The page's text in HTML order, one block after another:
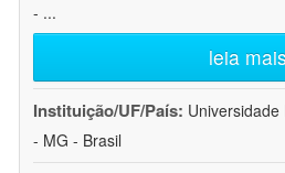
- ...
leia mais
Instituição/UF/País:
- MG - Brasil